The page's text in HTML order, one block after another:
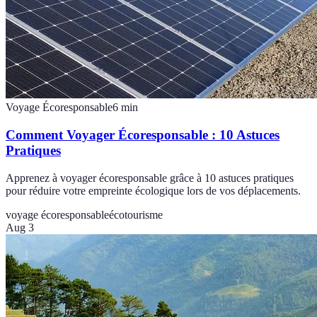
Voyage Écoresponsable6 min
Comment Voyager Écoresponsable : 10 Astuces
Pratiques
Apprenez à voyager écoresponsable grâce à 10 astuces pratiques
pour réduire votre empreinte écologique lors de vos déplacements.
voyage écoresponsableécotourisme
Aug 3